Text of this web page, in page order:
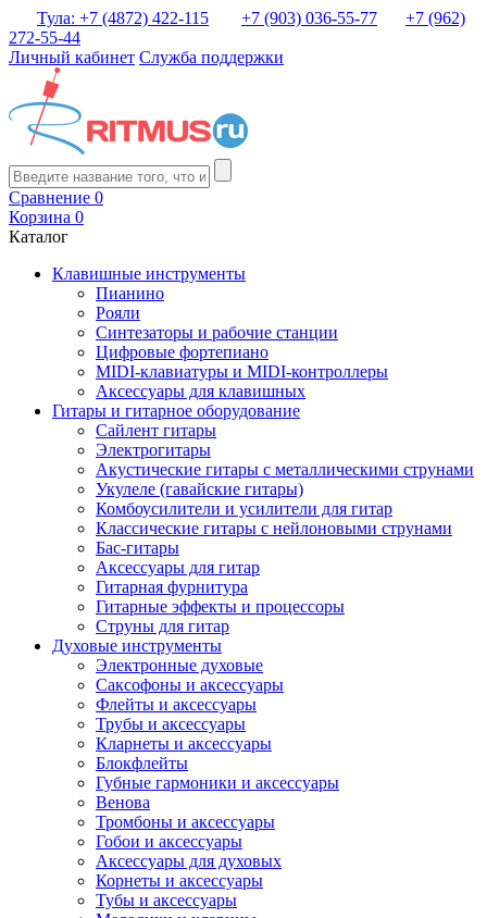
Тула: +7 (4872) 422-115 +7 (903) 036-55-77
+7 (962)
272-55-44
Личный кабинет Служба поддержки
Сравнение 0
Корзина 0
Каталог
Клавишные инструменты
Пианино
Рояли
Синтезаторы и рабочие станции
Цифровые фортепиано
MIDI-клавиатуры и MIDI-контроллеры
Аксессуары для клавишных
Гитары и гитарное оборудование
Сайлент гитары
Электрогитары
Акустические гитары с металлическими струнами
Укулеле (гавайские гитары)
Комбоусилители и усилители для гитар
Классические гитары с нейлоновыми струнами
Бас-гитары
Аксессуары для гитар
Гитарная фурнитура
Гитарные эффекты и процессоры
Струны для гитар
Духовые инструменты
Электронные духовые
Саксофоны и аксессуары
Флейты и аксессуары
Трубы и аксессуары
Кларнеты и аксессуары
Блокфлейты
Губные гармоники и аксессуары
Венова
Тромбоны и аксессуары
Гобои и аксессуары
Аксессуары для духовых
Корнеты и аксессуары
Тубы и аксессуары